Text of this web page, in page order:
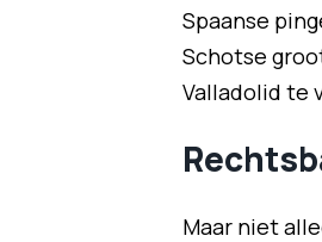
Spaanse
Schotse
Valladolid te
Maar niet